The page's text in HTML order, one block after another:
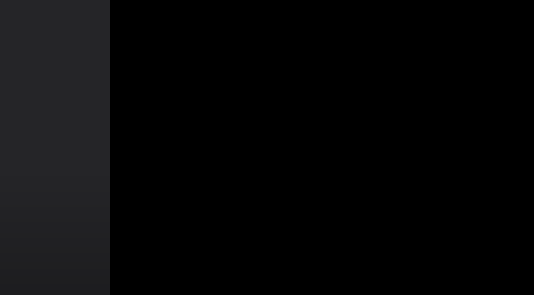
Vă rugăm să alegeţi care